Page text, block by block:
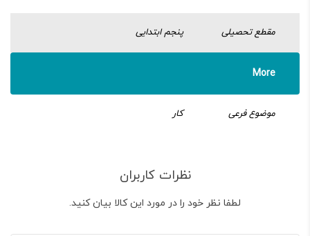
مقطع تحصیلی پنجم ابتدایی
More
موضوع فرعی کار
نظرات کاربران
لطفا نظر خود را در مورد این کالا بیان کنید.